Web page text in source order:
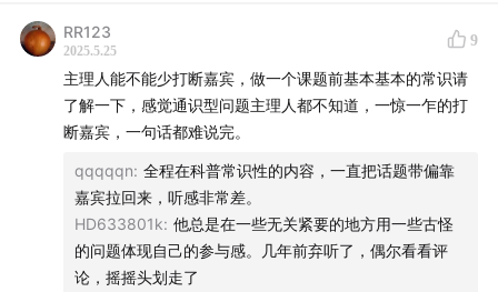
标硅谷，邀请第一线的资深专家分享给大家听！
欢迎您在每期节目下方给我们留言，和我们的主播互动交
流，或是添加微信小助手nygkmb2022，加入微信听友
群。如果您对我们的志愿者工作有兴趣，请点击
看我们的招募帖；你有什么有趣的话题，想来作牛油果烤
面包的嘉宾，或是对节目有任何的意见或建议，欢迎发邮
件和我们联系。我们的邮件地址是：
host@avocadotoast.live
RR123
2025.5.25
9
主理人能不能少打断嘉宾，做一个课题前基本基本的常识请
了解一下，感觉通识型问题主理人都不知道，一惊一乍的打
断嘉宾，一句话都难说完。
qqqqqn: 全程在科普常识性的内容，一直把话题带偏靠
嘉宾拉回来，听感非常差。
HD633801k: 他总是在一些无关紧要的地方用一些古怪
的问题体现自己的参与感。几年前弃听了，偶尔看看评
论，摇摇头划走了